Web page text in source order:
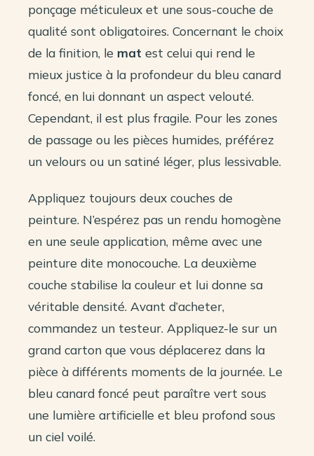
ponçage méticuleux et une sous-couche de
qualité sont obligatoires. Concernant le choix
de la finition, le mat est celui qui rend le
mieux justice à la profondeur du bleu canard
foncé, en lui donnant un aspect velouté.
Cependant, il est plus fragile. Pour les zones
de passage ou les pièces humides, préférez
un velours ou un satiné léger, plus lessivable.
Appliquez toujours deux couches de
peinture. N’espérez pas un rendu homogène
en une seule application, même avec une
peinture dite monocouche. La deuxième
couche stabilise la couleur et lui donne sa
véritable densité. Avant d’acheter,
commandez un testeur. Appliquez-le sur un
grand carton que vous déplacerez dans la
pièce à différents moments de la journée. Le
bleu canard foncé peut paraître vert sous
une lumière artificielle et bleu profond sous
un ciel voilé.